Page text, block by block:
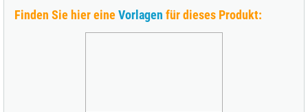
Finden Sie hier eineVorlagen für dieses Produkt: